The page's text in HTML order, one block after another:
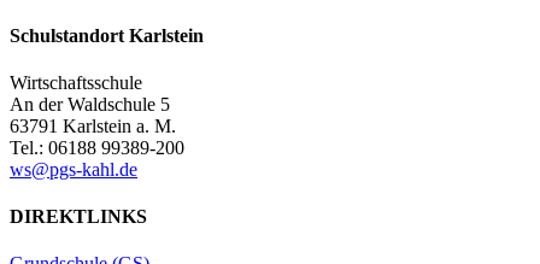
Schulstandort Karlstein
Wirtschaftsschule
An der Waldschule 5
63791 Karlstein a. M.
Tel.: 06188 99389-200
ws@pgs-kahl.de
DIREKTLINKS